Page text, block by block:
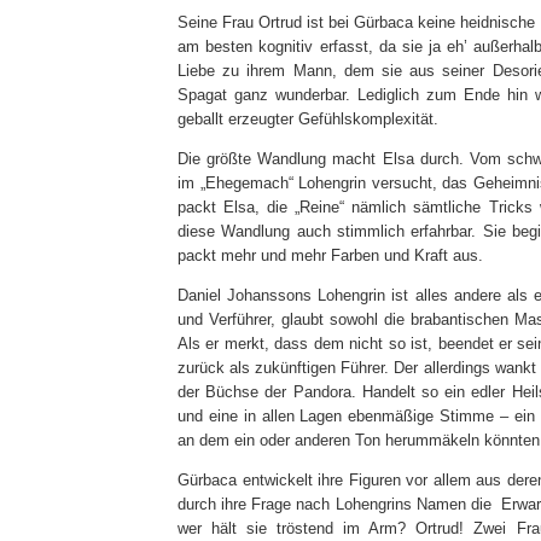
Seine Frau Ortrud ist bei Gürbaca keine
am besten kognitiv erfasst, da sie ja eh’
Liebe zu ihrem Mann, dem sie aus seiner
Spagat ganz wunderbar. Lediglich zum Ende
geballt erzeugter Gefühlskomplexität.
Die größte Wandlung macht Elsa durch. Vom
im „Ehegemach“ Lohengrin versucht, das
packt Elsa, die „Reine“ nämlich sämtliche
diese Wandlung auch stimmlich erfahrbar. Sie
packt mehr und mehr Farben und Kraft aus.
Daniel Johanssons Lohengrin ist alles andere
und Verführer, glaubt sowohl die brabantischen
Als er merkt, dass dem nicht so ist, beendet er
zurück als zukünftigen Führer. Der allerdings
der Büchse der Pandora. Handelt so ein edler
und eine in allen Lagen ebenmäßige Stimme –
an dem ein oder anderen Ton herummäkeln
Gürbaca entwickelt ihre Figuren vor allem aus
durch ihre Frage nach Lohengrins Namen die
wer hält sie tröstend im Arm? Ortrud! Zwei